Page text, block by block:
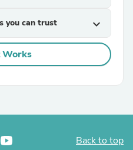
you can trust expand_more
Works
Back to top